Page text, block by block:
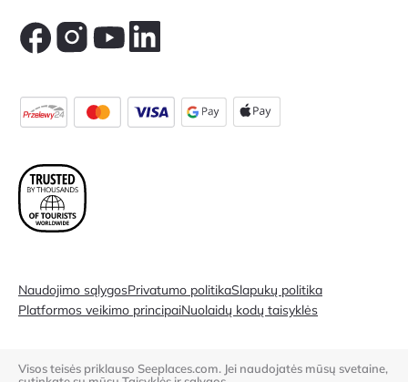
Naudojimo sąlygosPrivatumo politikaSlapukų politika
Platformos veikimo principaiNuolaidų kodų taisyklės
Visos teisės priklauso Seeplaces.com. Jei naudojatės mūsų svetaine,